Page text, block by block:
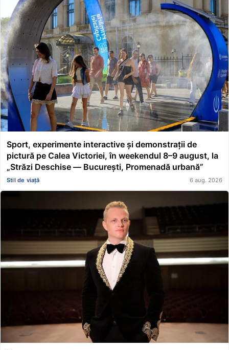
Sport, experimente interactive și demonstrații de
pictură pe Calea Victoriei, în weekendul 8–9 august, la
„Străzi Deschise — București, Promenadă urbană”
Stil de viață 6 aug. 2026